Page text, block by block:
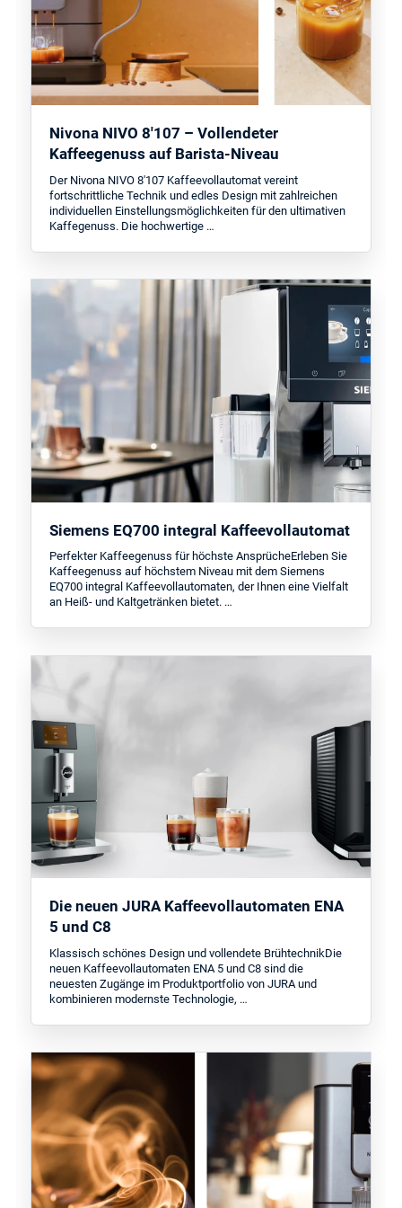
Nivona NIVO 8'107 – Vollendeter
Kaffeegenuss auf Barista-Niveau
Der Nivona NIVO 8'107 Kaffeevollautomat vereint
fortschrittliche Technik und edles Design mit zahlreichen
individuellen Einstellungsmöglichkeiten für den ultimativen
Kaffegenuss. Die hochwertige …
Siemens EQ700 integral Kaffeevollautomat
Perfekter Kaffeegenuss für höchste AnsprücheErleben Sie
Kaffeegenuss auf höchstem Niveau mit dem Siemens
EQ700 integral Kaffeevollautomaten, der Ihnen eine Vielfalt
an Heiß- und Kaltgetränken bietet. …
Die neuen JURA Kaffeevollautomaten ENA
5 und C8
Klassisch schönes Design und vollendete BrühtechnikDie
neuen Kaffeevollautomaten ENA 5 und C8 sind die
neuesten Zugänge im Produktportfolio von JURA und
kombinieren modernste Technologie, …